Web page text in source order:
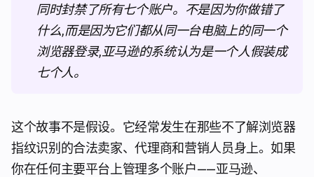
同时封禁了所有七个账户。不是因为你做错了
什么,而是因为它们都从同一台电脑上的同一个
浏览器登录,亚马逊的系统认为是一个人假装成
七个人。
这个故事不是假设。它经常发生在那些不了解浏览器
指纹识别的合法卖家、代理商和营销人员身上。如果
你在任何主要平台上管理多个账户——亚马逊、